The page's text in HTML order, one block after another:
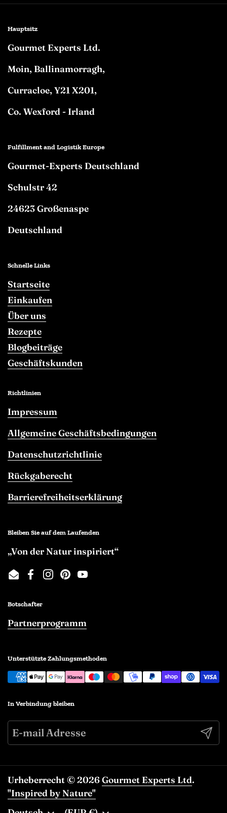
Hauptsitz
Gourmet Experts Ltd.
Moin, Ballinamorragh,
Curracloe, Y21 X201,
Co. Wexford - Irland
Fulfillment and Logistik Europe
Gourmet-Experts Deutschland
Schulstr 42
24623 Großenaspe
Deutschland
Schnelle Links
Startseite
Einkaufen
Über uns
Rezepte
Blogbeiträge
Geschäftskunden
Richtlinien
Impressum
Allgemeine Geschäftsbedingungen
Datenschutzrichtlinie
Rückgaberecht
Barrierefreiheitserklärung
Bleiben Sie auf dem Laufenden
„Von der Natur inspiriert“
EmailFacebook
Instagram
PinterestYouTube
Botschafter
Partnerprogramm
Unterstützte Zahlungsmethoden
In Verbindung bleiben
Urheberrecht © 2026Gourmet Experts Ltd.
"Inspired by Nature"